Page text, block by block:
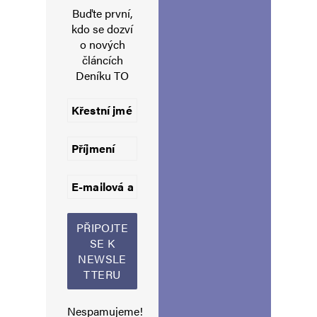
KRaťas
akcií Agrofertu do svěřenského fondu RSVP
ministerského předsedy Andreje Babiše. Proto
nevládní neziskovka podala podnět institucím
Evropské unie ke sjednání nápravy. Kvůli
pokračujícímu přidělování dotací firmám
z holdingu iniciují Piráti a další opoziční strany
Buďte první,
kdo se dozví
o nových
článcích
Deníku TO
Nespamujeme!